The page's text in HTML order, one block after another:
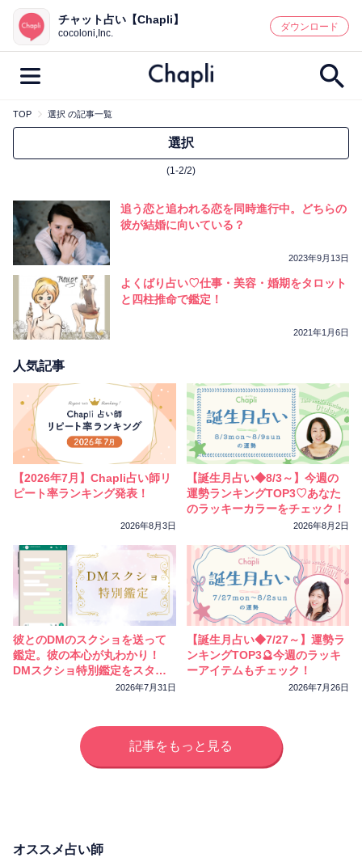
鑑定記事・占い師検索
最新記事一覧
カテゴリー別
鑑定
キーワード別
彼の気持ち 恋の行方 時期
今週の運勢
相性
チャット占い【Chapli】
cocoloni,Inc.
ダウンロード
TOP 選択 の記事一覧
選択
(1-2/2)
追う恋と追われる恋を同時進行中。どちらの
彼が結婚に向いている？
2023年9月13日
よくばり占い♡仕事・美容・婚期をタロット
と四柱推命で鑑定！
2021年1月6日
人気記事
【2026年7月】Chapli占い師リ
ピート率ランキング発表！
2026年8月3日
【誕生月占い◆8/3～】今週の
運勢ランキングTOP3♡あなた
のラッキーカラーをチェック！
2026年8月2日
彼とのDMのスクショを送って
鑑定。彼の本心が丸わかり！
DMスクショ特別鑑定をスター
2026年7月31日
【誕生月占い◆7/27～】運勢ラ
ンキングTOP3🔮今週のラッキ
ーアイテムもチェック！
2026年7月26日
記事をもっと見る
オススメ占い師